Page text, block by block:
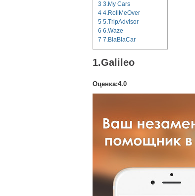
3 3.My Cars
4 4.RollMeOver
5 5.TripAdvisor
6 6.Waze
7 7.BlaBlaCar
1.Galileo
Оценка:4.0